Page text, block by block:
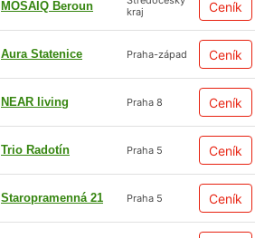
MOSAIQ Beroun
kraj
Ceník
Aura Statenice Praha-západ Ceník
NEAR living Praha 8 Ceník
Trio Radotín Praha 5 Ceník
Staropramenná 21 Praha 5 Ceník